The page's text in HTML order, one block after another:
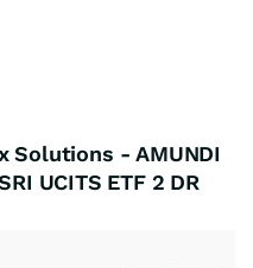
Solutions - AMUNDI
UCITS ETF 2 DR